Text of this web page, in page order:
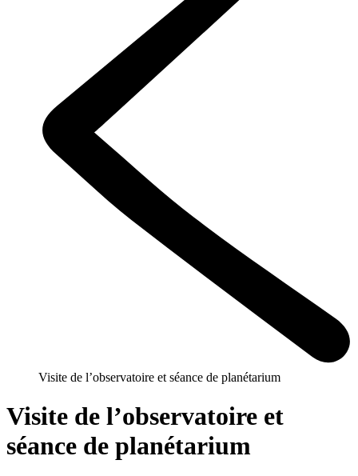
Visite de l’observatoire et séance de planétarium
Visite de l’observatoire et
séance de planétarium